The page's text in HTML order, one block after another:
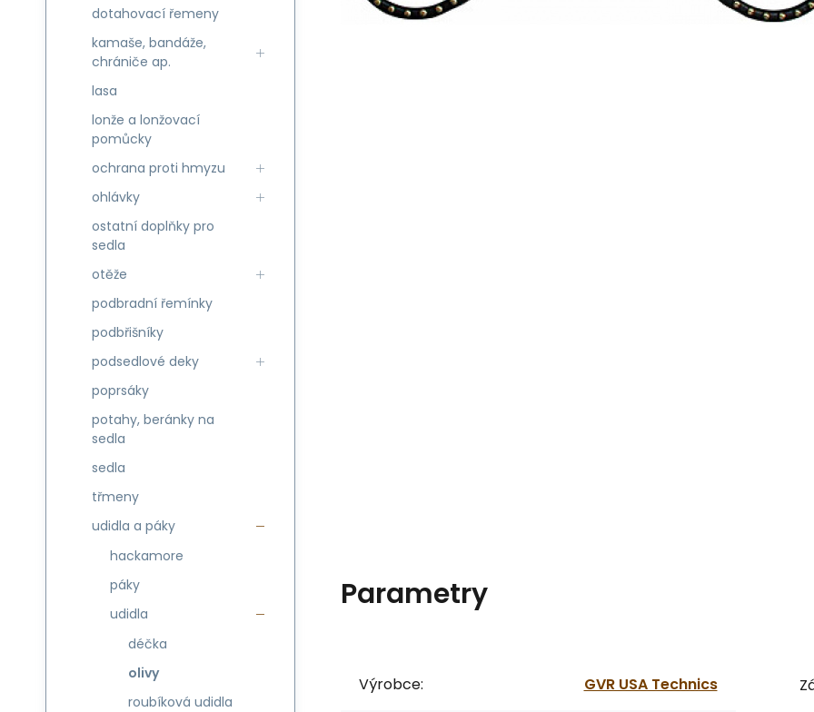
Parametry
Výrobce: GVR USA Technics
dotahovací řemeny
kamaše, bandáže,
chrániče ap.
lasa
lonže a lonžovací
pomůcky
ochrana proti hmyzu
ohlávky
ostatní doplňky pro
sedla
otěže
podbradní řemínky
podbřišníky
podsedlové deky
poprsáky
potahy, beránky na
sedla
sedla
třmeny
udidla a páky
hackamore
páky
udidla
déčka
olivy
roubíková udidla